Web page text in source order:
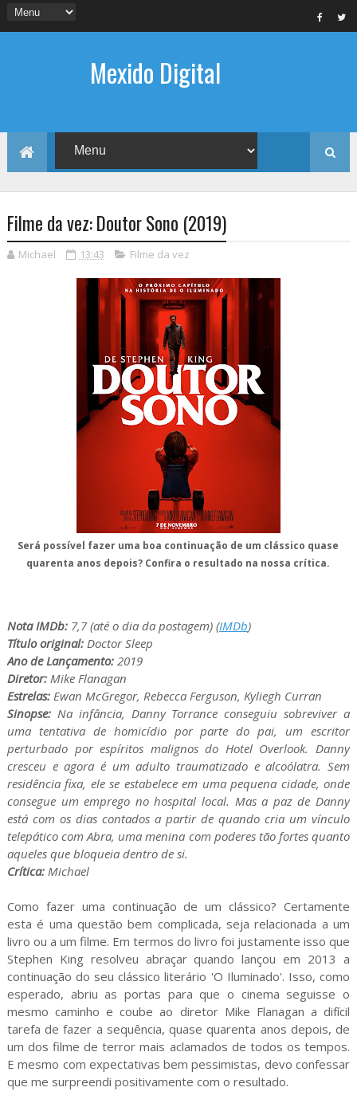
Mexido Digital
Filme da vez: Doutor Sono (2019)
Michael 13:43 Filme da vez
Será possível fazer uma boa continuação de um clássico quase
quarenta anos depois? Confira o resultado na nossa crítica.
Nota IMDb:7,7 (até o dia da postagem) (IMDb)
Título original:Doctor Sleep
Ano de Lançamento:2019
Diretor:Mike Flanagan
Estrelas: Ewan McGregor, Rebecca Ferguson, Kyliegh Curran
Sinopse: Na infância, Danny Torrance conseguiu sobreviver a
uma tentativa de homicídio por parte do pai, um escritor
perturbado por espíritos malignos do Hotel Overlook. Danny
cresceu e agora é um adulto traumatizado e alcoólatra. Sem
residência fixa, ele se estabelece em uma pequena cidade, onde
consegue um emprego no hospital local. Mas a paz de Danny
está com os dias contados a partir de quando cria um vínculo
telepático com Abra, uma menina com poderes tão fortes quanto
aqueles que bloqueia dentro de si.
Crítica:Michael
Como fazer uma continuação de um clássico? Certamente
esta é uma questão bem complicada, seja relacionada a um
livro ou a um filme. Em termos do livro foi justamente isso que
Stephen King resolveu abraçar quando lançou em 2013 a
continuação do seu clássico literário 'O Iluminado'. Isso, como
esperado, abriu as portas para que o cinema seguisse o
mesmo caminho e coube ao diretor Mike Flanagan a difícil
tarefa de fazer a sequência, quase quarenta anos depois, de
um dos filme de terror mais aclamados de todos os tempos.
E mesmo com expectativas bem pessimistas, devo confessar
que me surpreendi positivamente com o resultado.